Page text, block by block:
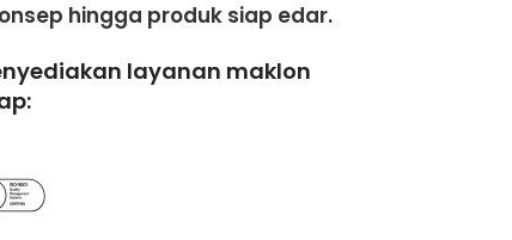
hingga produk siap edar.
layanan maklon